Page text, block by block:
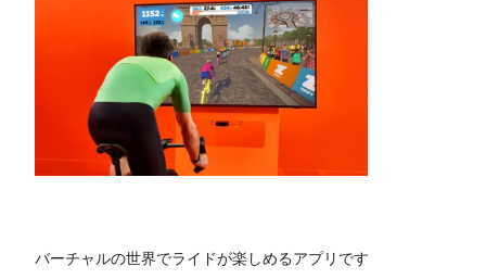
バーチャルの世界でライドが楽しめるアプリです